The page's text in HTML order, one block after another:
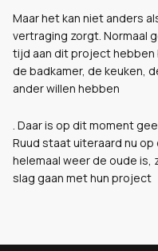
Maar het kan niet anders
vertraging zorgt. Normaal
tijd aan dit project
de badkamer, de keuken,
ander willen hebben
. Daar is op dit moment
Ruud staat uiteraard nu
helemaal weer de oude is,
slag gaan met hun project